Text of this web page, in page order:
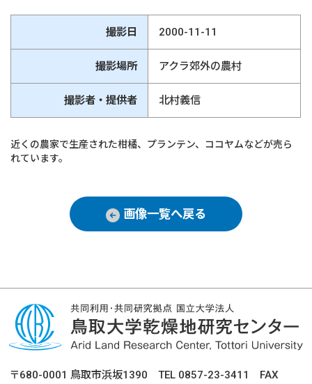
撮影日 2000-11-11
撮影場所 アクラ郊外の農村
撮影者・提供者 北村義信
近くの農家で生産された柑橘、プランテン、ココヤムなどが売ら
れています。
画像一覧へ戻る
〒680-0001 鳥取市浜坂1390 TEL 0857-23-3411 FAX